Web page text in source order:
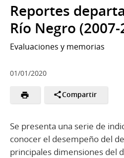
Reportes
Río Negro (2007-
Evaluaciones y memorias
01/01/2020
Compartir
Se presenta una serie de
conocer el desempeño del
principales dimensiones del